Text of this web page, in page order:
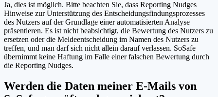
Ja, dies ist möglich. Bitte beachten Sie, dass Reporting Nudges
Hinweise zur Unterstützung des Entscheidungsfindungsprozesses
des Nutzers auf der Grundlage einer automatisierten Analyse
präsentieren. Es ist nicht beabsichtigt, die Bewertung des Nutzers zu
ersetzen oder die Meldeentscheidung im Namen des Nutzers zu
treffen, und man darf sich nicht allein darauf verlassen. SoSafe
übernimmt keine Haftung im Falle einer falschen Bewertung durch
die Reporting Nudges.
Werden die Daten meiner E-Mails von